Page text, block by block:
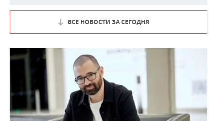
ВСЕ НОВОСТИ ЗА СЕГОДНЯ